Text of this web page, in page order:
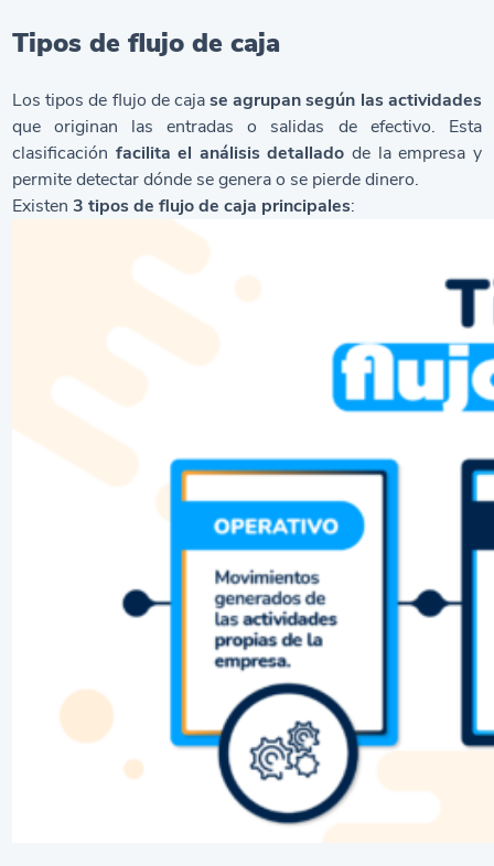
Tipos de flujo de caja
Los tipos de flujo de cajase agrupan según las actividades
que originan las entradas o salidas de efectivo. Esta
clasificación facilita el análisis detallado de la empresa y
permite detectar dónde se genera o se pierde dinero.
Existen3 tipos de flujo de caja principales: